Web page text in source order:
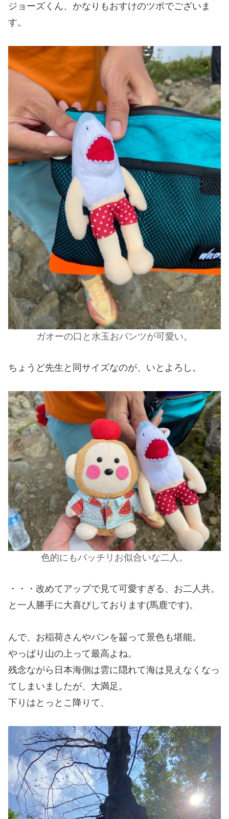
ジョーズくん、かなりもおすけのツボでございま
す。
ガオーの口と水玉おパンツが可愛い。
ちょうど先生と同サイズなのが、いとよろし。
色的にもバッチリお似合いな二人。
・・・改めてアップで見て可愛すぎる、お二人共。
と一人勝手に大喜びしております(馬鹿です)。
んで、お稲荷さんやパンを齧って景色も堪能。
やっぱり山の上って最高よね。
残念ながら日本海側は雲に隠れて海は見えなくなっ
てしまいましたが、大満足。
下りはとっとこ降りて、